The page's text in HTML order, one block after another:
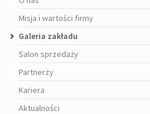
Misja i wartości firmy
Galeria zakładu
Salon sprzedaży
Partnerzy
Kariera
Aktualności